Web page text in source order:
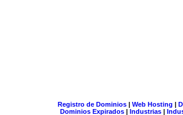
Registro de Dominios| Web Hosting |
Dominios Expirados | Industrias |